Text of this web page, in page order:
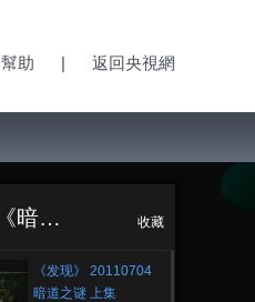
幫助 | 返回央視網
探索·发现《暗道之谜》 收藏
《发现》 20110704
暗道之谜 上集